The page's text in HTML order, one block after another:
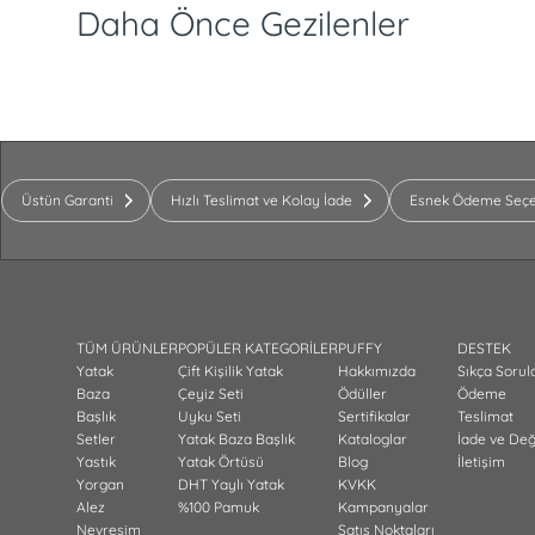
Daha Önce Gezilenler
Üstün Garanti Hızlı Teslimat ve Kolay İade Esnek Ödeme
TÜM ÜRÜNLER
Yatak
Baza
Başlık
Setler
Yastık
Yorgan
Alez
Nevresim
POPÜLER KATEGORİLER
Çift Kişilik Yatak
Çeyiz Seti
Uyku Seti
Yatak Baza Başlık
Yatak Örtüsü
DHT Yaylı Yatak
%100 Pamuk
PUFFY
Hakkımızda
Ödüller
Sertifikalar
Kataloglar
Blog
KVKK
Kampanyalar
Satış Noktaları
DESTEK
Sıkça
Ödeme
Teslimat
İade ve
İletişim